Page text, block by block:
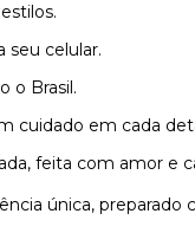
seu celular.
o Brasil.
cuidado em cada
feita com amor e
única,